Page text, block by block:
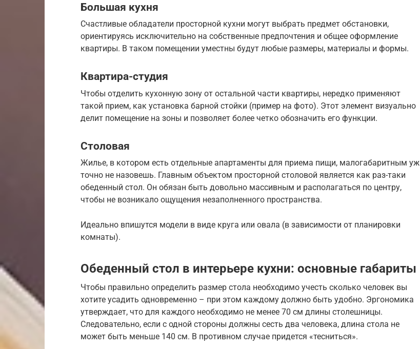
Большая кухня
Счастливые обладатели просторной кухни могут выбрать предмет обстановки,
ориентируясь исключительно на собственные предпочтения и общее оформление
квартиры. В таком помещении уместны будут любые размеры, материалы и формы.
Квартира-студия
Чтобы отделить кухонную зону от остальной части квартиры, нередко применяют
такой прием, как установка барной стойки (пример на фото). Этот элемент визуально
делит помещение на зоны и позволяет более четко обозначить его функции.
Столовая
Жилье, в котором есть отдельные апартаменты для приема пищи, малогабаритным уж
точно не назовешь. Главным объектом просторной столовой является как раз-таки
обеденный стол. Он обязан быть довольно массивным и располагаться по центру,
чтобы не возникало ощущения незаполненного пространства.
Идеально впишутся модели в виде круга или овала (в зависимости от планировки
комнаты).
Обеденный стол в интерьере кухни: основные габариты
Чтобы правильно определить размер стола необходимо учесть сколько человек вы
хотите усадить одновременно – при этом каждому должно быть удобно. Эргономика
утверждает, что для каждого необходимо не менее 70 см длины столешницы.
Следовательно, если с одной стороны должны сесть два человека, длина стола не
может быть меньше 140 см. В противном случае придется «тесниться».